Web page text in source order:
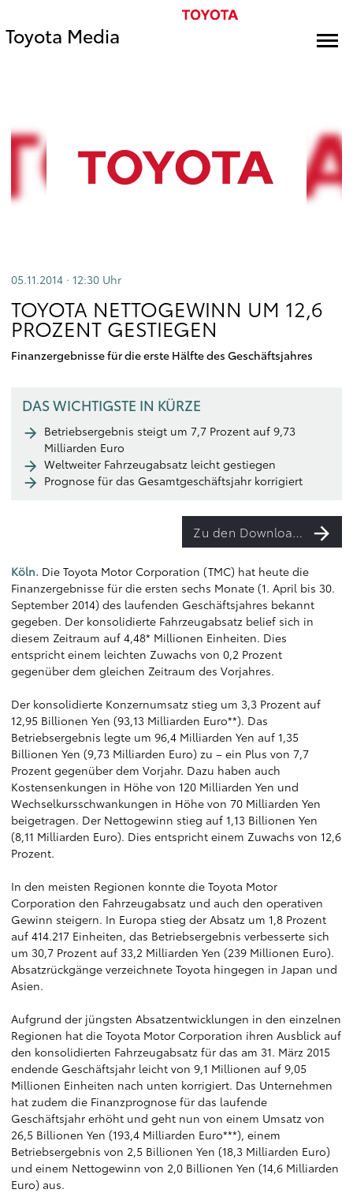
Toyota Media
05.11.2014 · 12:30 Uhr
TOYOTA NETTOGEWINN UM 12,6
PROZENT GESTIEGEN
Finanzergebnisse für die erste Hälfte des Geschäftsjahres
DAS WICHTIGSTE IN KÜRZE
Betriebsergebnis steigt um 7,7 Prozent auf 9,73
Milliarden Euro
Weltweiter Fahrzeugabsatz leicht gestiegen
Prognose für das Gesamtgeschäftsjahr korrigiert
Zu den Downloads
Köln. Die Toyota Motor Corporation (TMC) hat heute die
Finanzergebnisse für die ersten sechs Monate (1. April bis 30.
September 2014) des laufenden Geschäftsjahres bekannt
gegeben. Der konsolidierte Fahrzeugabsatz belief sich in
diesem Zeitraum auf 4,48* Millionen Einheiten. Dies
entspricht einem leichten Zuwachs von 0,2 Prozent
gegenüber dem gleichen Zeitraum des Vorjahres.
Der konsolidierte Konzernumsatz stieg um 3,3 Prozent auf
12,95 Billionen Yen (93,13 Milliarden Euro**). Das
Betriebsergebnis legte um 96,4 Milliarden Yen auf 1,35
Billionen Yen (9,73 Milliarden Euro) zu – ein Plus von 7,7
Prozent gegenüber dem Vorjahr. Dazu haben auch
Kostensenkungen in Höhe von 120 Milliarden Yen und
Wechselkursschwankungen in Höhe von 70 Milliarden Yen
beigetragen. Der Nettogewinn stieg auf 1,13 Billionen Yen
(8,11 Milliarden Euro). Dies entspricht einem Zuwachs von 12,6
Prozent.
In den meisten Regionen konnte die Toyota Motor
Corporation den Fahrzeugabsatz und auch den operativen
Gewinn steigern. In Europa stieg der Absatz um 1,8 Prozent
auf 414.217 Einheiten, das Betriebsergebnis verbesserte sich
um 30,7 Prozent auf 33,2 Milliarden Yen (239 Millionen Euro).
Absatzrückgänge verzeichnete Toyota hingegen in Japan und
Asien.
Aufgrund der jüngsten Absatzentwicklungen in den einzelnen
Regionen hat die Toyota Motor Corporation ihren Ausblick auf
den konsolidierten Fahrzeugabsatz für das am 31. März 2015
endende Geschäftsjahr leicht von 9,1 Millionen auf 9,05
Millionen Einheiten nach unten korrigiert. Das Unternehmen
hat zudem die Finanzprognose für das laufende
Geschäftsjahr erhöht und geht nun von einem Umsatz von
26,5 Billionen Yen (193,4 Milliarden Euro***), einem
Betriebsergebnis von 2,5 Billionen Yen (18,3 Milliarden Euro)
und einem Nettogewinn von 2,0 Billionen Yen (14,6 Milliarden
Euro) aus.